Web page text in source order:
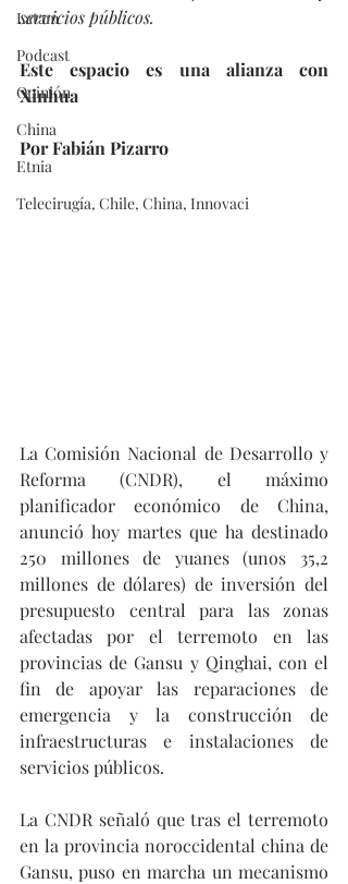
Latam
Podcast
Opinión
China
Etnia
Telecirugía, Chile, China, Innovaci
servicios públicos.
Este espacio es una alianza con
Xinhua
Por Fabián Pizarro
La Comisión Nacional de Desarrollo y
Reforma (CNDR), el máximo
planificador económico de China,
anunció hoy martes que ha destinado
250 millones de yuanes (unos 35,2
millones de dólares) de inversión del
presupuesto central para las zonas
afectadas por el terremoto en las
provincias de Gansu y Qinghai, con el
fin de apoyar las reparaciones de
emergencia y la construcción de
infraestructuras e instalaciones de
servicios públicos.
La CNDR señaló que tras el terremoto
en la provincia noroccidental china de
Gansu, puso en marcha un mecanismo